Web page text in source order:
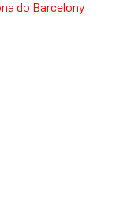
do Barcelony